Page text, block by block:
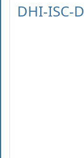
DHI-ISC-